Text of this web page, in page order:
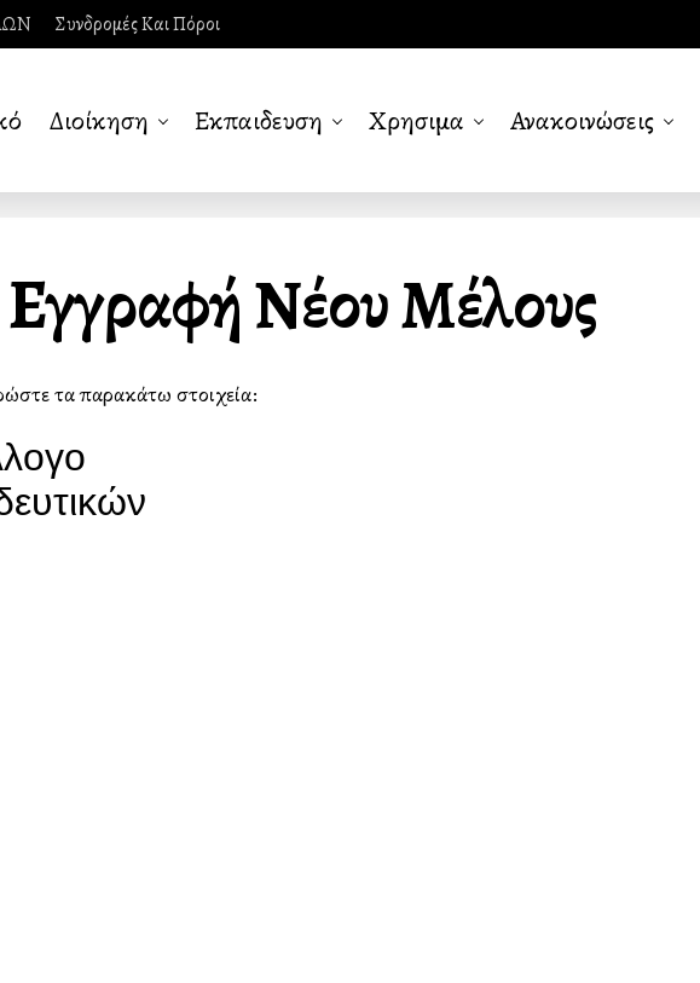
Συνδρομές Και Πόροι
Διοίκηση Εκπαιδευση Χρησιμα Ανακοινώσεις
Εγγραφή Νέου Μέλους
τα παρακάτω στοιχεία: